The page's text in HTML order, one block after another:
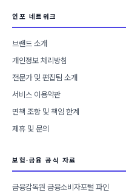
인포 네트워크
브랜드 소개
개인정보 처리방침
전문가 및 편집팀 소개
서비스 이용약관
면책 조항 및 책임 한계
제휴 및 문의
보험·금융 공식 자료
금융감독원 금융소비자포털 파인